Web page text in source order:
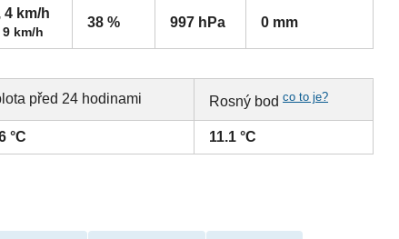
4 km/h
9 km/h
38 % 997 hPa 0 mm
před 24 hodinami Rosný bodco to je?
°C 11.1 °C